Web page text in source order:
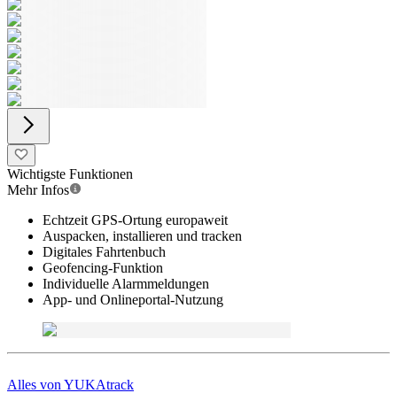
Wichtigste Funktionen
Mehr Infos
Echtzeit GPS-Ortung europaweit
Auspacken, installieren und tracken
Digitales Fahrtenbuch
Geofencing-Funktion
Individuelle Alarmmeldungen
App- und Onlineportal-Nutzung
Alles von YUKAtrack